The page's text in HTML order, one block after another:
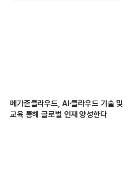
메가존클라우드, AI·클라우드 기술 및
교육 통해 글로벌 인재 양성한다